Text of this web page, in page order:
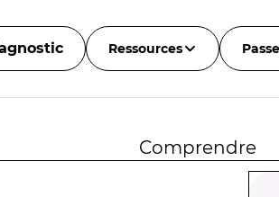
Ressources
Comprendre